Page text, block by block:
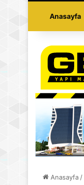
Anasayfa
Anasayfa/